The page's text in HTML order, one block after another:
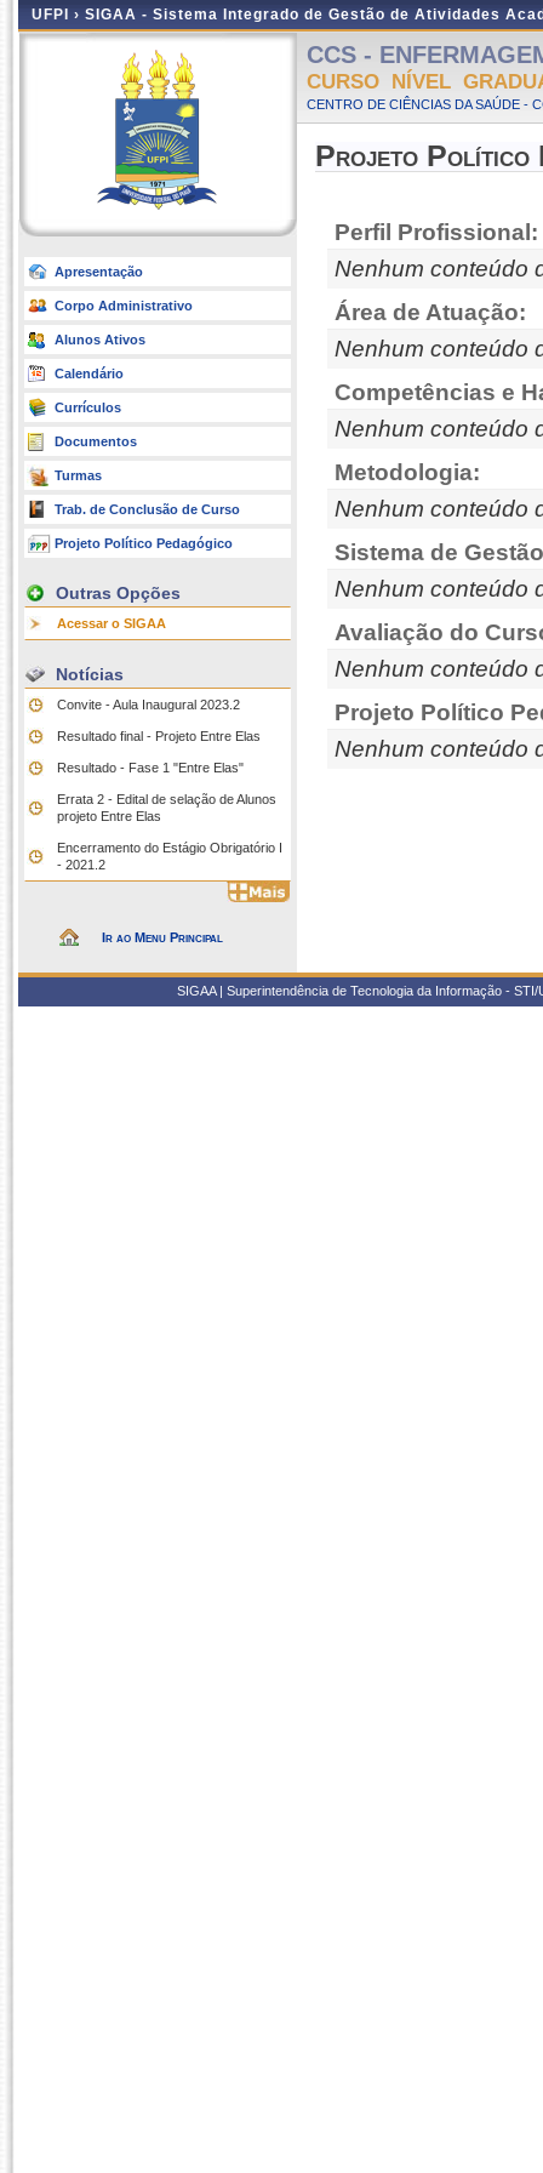
UFPI › SIGAA - Sistema Integrado de Gestão de Atividades
Apresentação
Corpo Administrativo
Alunos Ativos
Calendário
Currículos
Documentos
Turmas
Trab. de Conclusão de Curso
Projeto Político Pedagógico
Outras Opções
Acessar o SIGAA
Notícias
Convite - Aula Inaugural 2023.2
Resultado final - Projeto Entre Elas
Resultado - Fase 1 "Entre Elas"
Errata 2 - Edital de selação de Alunos
projeto Entre Elas
Encerramento do Estágio Obrigatório I
- 2021.2
Ir ao Menu Principal
CCS -
CURSO NÍVEL
CENTRO DE CIÊNCIAS DA SAÚDE -
Projeto Político
Perfil Profissional:
Nenhum conteúdo
Área de Atuação:
Nenhum conteúdo
Competências e
Nenhum conteúdo
Metodologia:
Nenhum conteúdo
Sistema de
Nenhum conteúdo
Avaliação do
Nenhum conteúdo
Projeto Político
Nenhum conteúdo
SIGAA | Superintendência de Tecnologia da Informação -